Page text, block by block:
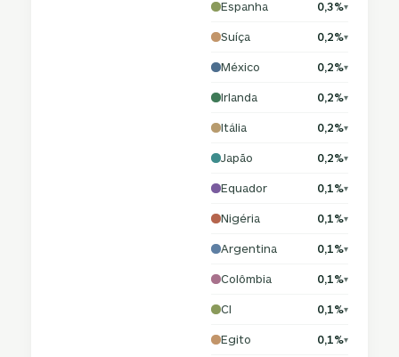
Espanha 0,3%▾
Suíça 0,2%▾
México 0,2%▾
Irlanda 0,2%▾
Itália 0,2%▾
Japão 0,2%▾
Equador 0,1%▾
Nigéria 0,1%▾
Argentina 0,1%▾
Colômbia 0,1%▾
CI 0,1%▾
Egito 0,1%▾